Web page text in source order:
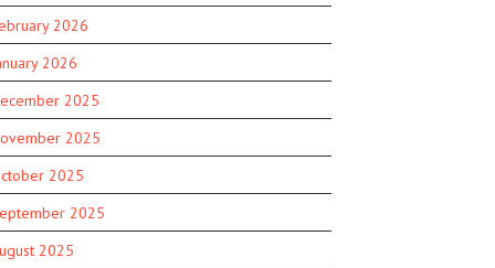
2026
2026
2025
2025
2025
2025
2025